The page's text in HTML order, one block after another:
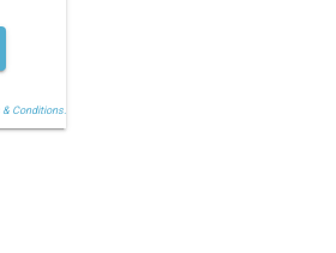
& Conditions.